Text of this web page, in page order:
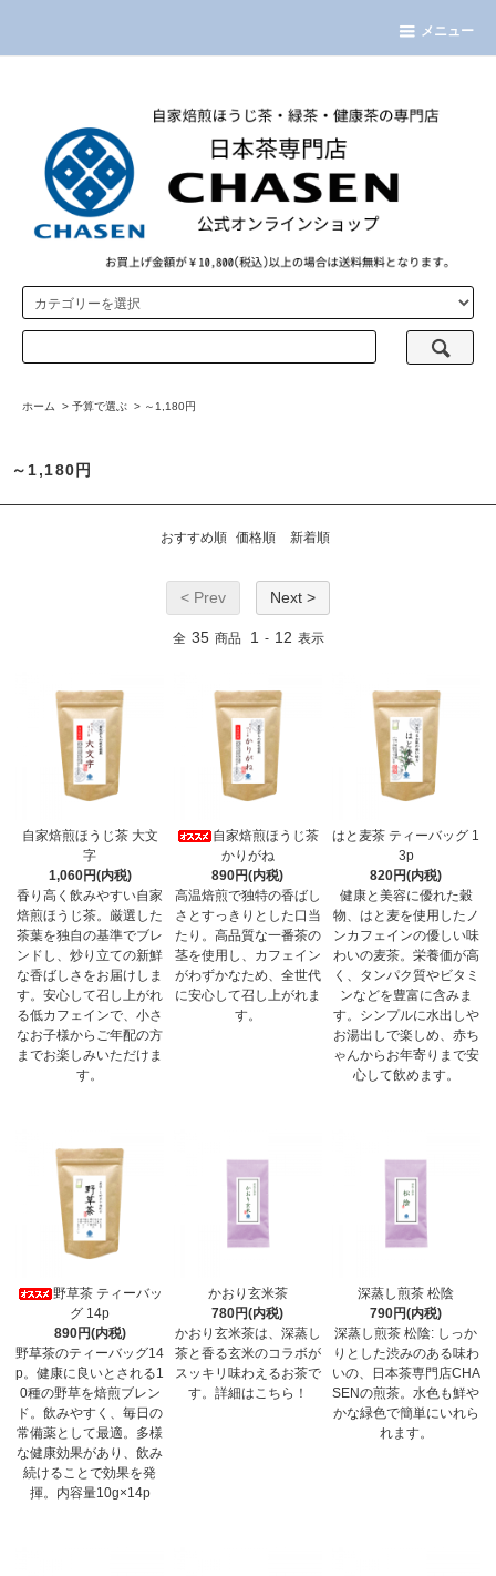
メニュー
ホーム > 予算で選ぶ > ～1,180円
～1,180円
おすすめ順 価格順 新着順
< Prev Next >
全 35 商品 1 - 12 表示
自家焙煎ほうじ茶 大文
字
1,060円(内税)
香り高く飲みやすい自家
焙煎ほうじ茶。厳選した
茶葉を独自の基準でブレ
ンドし、炒り立ての新鮮
な香ばしさをお届けしま
す。安心して召し上がれ
る低カフェインで、小さ
なお子様からご年配の方
までお楽しみいただけま
す。
自家焙煎ほうじ茶
かりがね
890円(内税)
高温焙煎で独特の香ばし
さとすっきりとした口当
たり。高品質な一番茶の
茎を使用し、カフェイン
がわずかなため、全世代
に安心して召し上がれま
す。
はと麦茶 ティーバッグ 1
3p
820円(内税)
健康と美容に優れた穀
物、はと麦を使用したノ
ンカフェインの優しい味
わいの麦茶。栄養価が高
く、タンパク質やビタミ
ンなどを豊富に含みま
す。シンプルに水出しや
お湯出しで楽しめ、赤ち
ゃんからお年寄りまで安
心して飲めます。
野草茶 ティーバッ
グ 14p
890円(内税)
野草茶のティーバッグ14
p。健康に良いとされる1
0種の野草を焙煎ブレン
ド。飲みやすく、毎日の
常備薬として最適。多様
な健康効果があり、飲み
続けることで効果を発
揮。内容量10g×14p
かおり玄米茶
780円(内税)
かおり玄米茶は、深蒸し
茶と香る玄米のコラボが
スッキリ味わえるお茶で
す。詳細はこちら！
深蒸し煎茶 松陰
790円(内税)
深蒸し煎茶 松陰: しっか
りとした渋みのある味わ
いの、日本茶専門店CHA
SENの煎茶。水色も鮮や
かな緑色で簡単にいれら
れます。